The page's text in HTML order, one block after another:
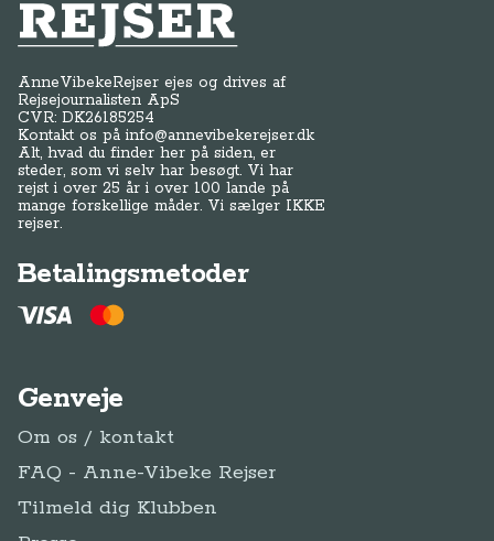
Anne-Vibeke Rejser
AnneVibekeRejser ejes og drives af
Rejsejournalisten ApS
CVR: DK26185254
Kontakt os påinfo@annevibekerejser.dk
Alt, hvad du finder her på siden, er
steder, som vi selv har besøgt. Vi har
rejst i over 25 år i over 100 lande på
mange forskellige måder. Vi sælger IKKE
rejser.
Betalingsmetoder
Genveje
Om os / kontakt
FAQ - Anne-Vibeke Rejser
Tilmeld dig Klubben